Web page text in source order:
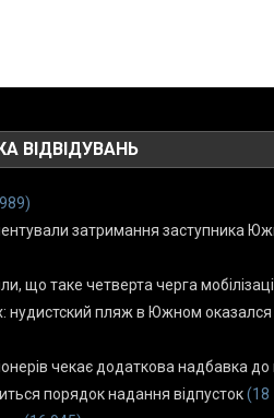
ВІДВІДУВАНЬ
затримання заступника
що таке четверта черга
нудистский пляж в Южном
чекає додаткова надбавка до
порядок надання відпусток (18